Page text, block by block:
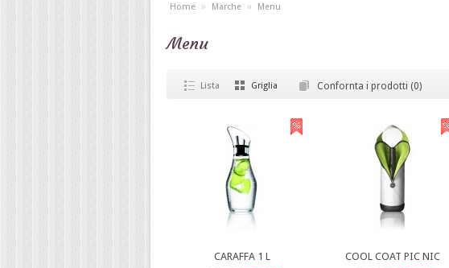
Home » Marche » Menu
Menu
Lista Griglia Confornta i prodotti (0)
CARAFFA 1 L COOL COAT PIC NIC